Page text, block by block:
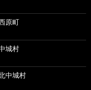
原町
城村
中城村